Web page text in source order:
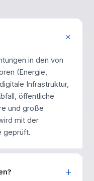
in den von
(Energie,
Infrastruktur,
öffentliche
und große
mit der
geprüft.